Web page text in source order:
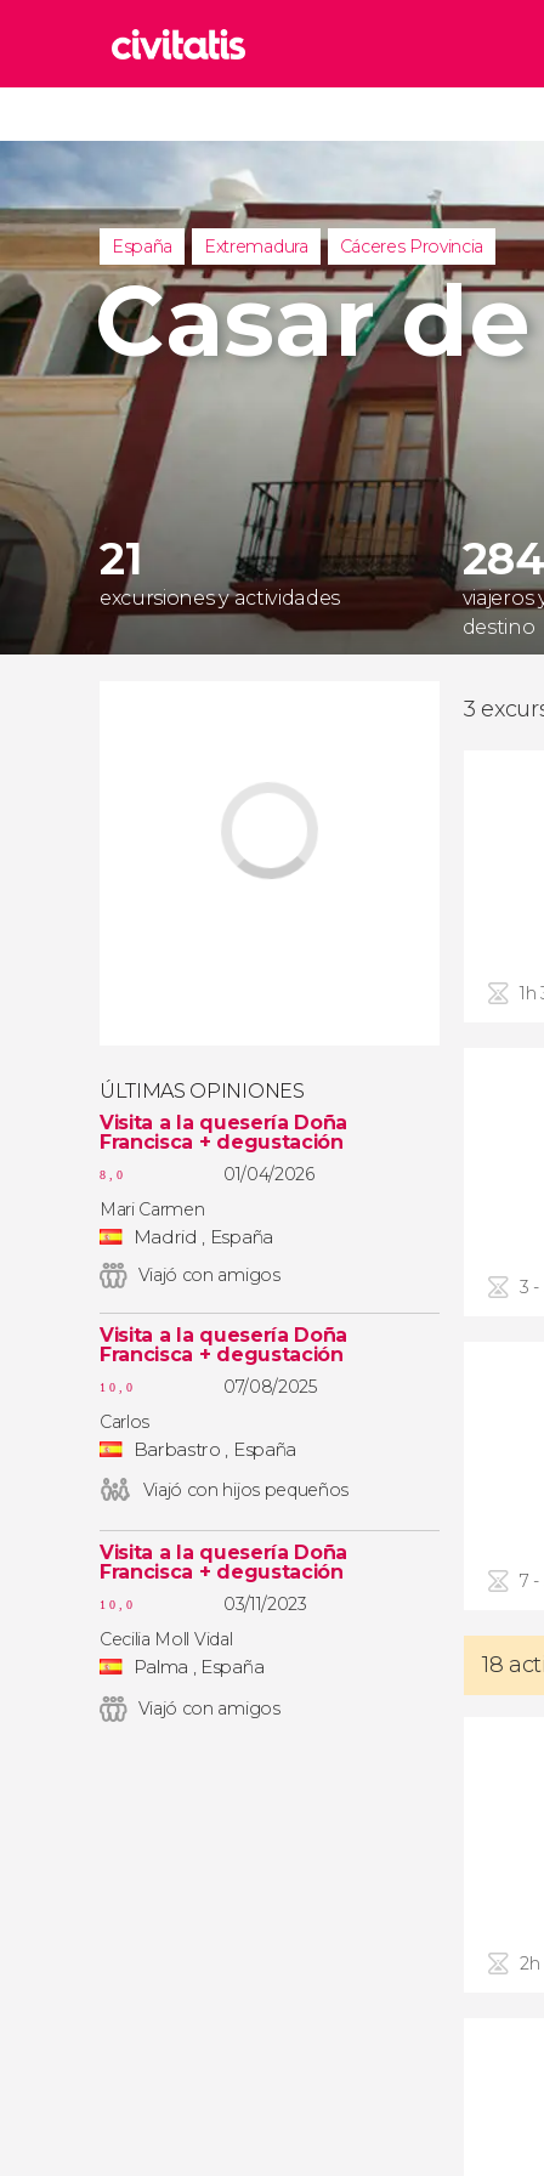
Italia
Reino
Reino
España Extremadura Cáceres Provincia
Casar
21
excursiones y actividades
284
viajeros
destino
ÚLTIMAS OPINIONES
Visita a la quesería Doña
Francisca + degustación
8,0
01/04/2026
Mari Carmen
Madrid , España
Viajó con amigos
Visita a la quesería Doña
Francisca + degustación
10,0
07/08/2025
Carlos
Barbastro , España
Viajó con hijos pequeños
Visita a la quesería Doña
Francisca + degustación
10,0
03/11/2023
Cecilia Moll Vidal
Palma , España
Viajó con amigos
3
1h
3 -
7
18
2h